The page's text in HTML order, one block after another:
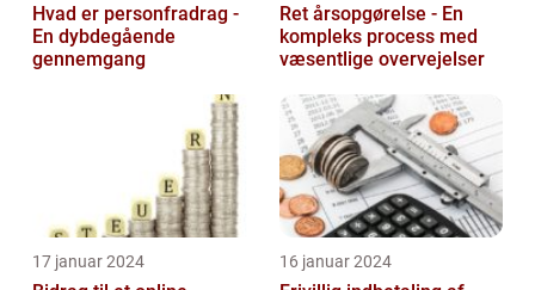
Hvad er personfradrag -
En dybdegående
gennemgang
Ret årsopgørelse - En
kompleks process med
væsentlige overvejelser
17 januar 2024 16 januar 2024